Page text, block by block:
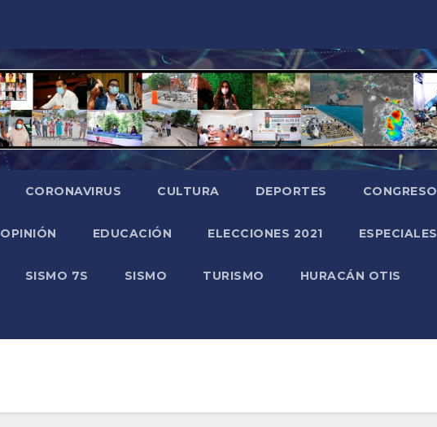
CORONAVIRUS CULTURA DEPORTES CONGRESO
OPINIÓN EDUCACIÓN ELECCIONES 2021 ESPECIALES
SISMO 7S SISMO TURISMO HURACÁN OTIS